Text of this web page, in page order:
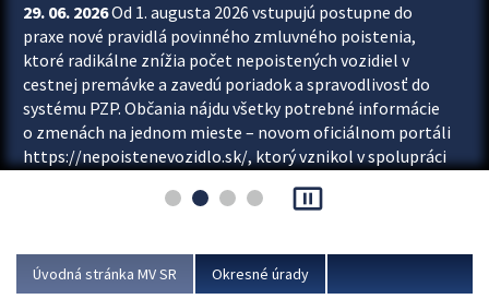
29. 06. 2026Od 1. augusta 2026 vstupujú postupne do
praxe nové pravidlá povinného zmluvného poistenia,
ktoré radikálne znížia počet nepoistených vozidiel v
cestnej premávke a zavedú poriadok a spravodlivosť do
systému PZP. Občania nájdu všetky potrebné informácie
o zmenách na jednom mieste – novom oficiálnom portáli
https://nepoistenevozidlo.sk/, ktorý vznikol v spolupráci
asociácie poisťovní (SLASPO) a Ministerstva vnútra SR.
Viac
pause_presentation
Úvodná stránka MV SR Okresné úrady